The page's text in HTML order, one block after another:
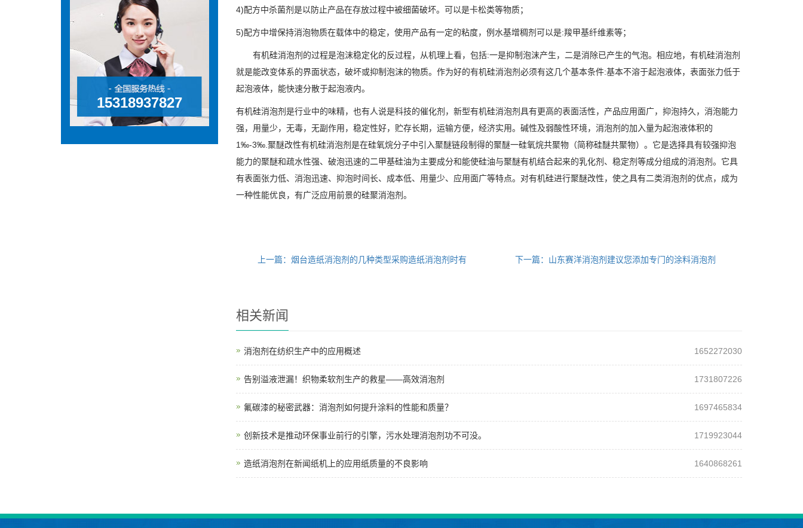
4)配方中杀菌剂是以防止产品在存放过程中被细菌破坏。可以是卡松类等物质；
5)配方中增保持消泡物质在载体中的稳定，使用产品有一定的粘度，例水基增稠剂可以是:羧甲基纤维素等；
有机硅消泡剂的过程是泡沫稳定化的反过程，从机理上看，包括:一是抑制泡沫产生，二是消除已产生的气泡。相应地，有机硅消泡剂
就是能改变体系的界面状态，破坏或抑制泡沫的物质。作为好的有机硅消泡剂必须有这几个基本条件:基本不溶于起泡液体，表面张力低于
起泡液体，能快速分散于起泡液内。
有机硅消泡剂是行业中的味精，也有人说是科技的催化剂，新型有机硅消泡剂具有更高的表面活性，产品应用面广，抑泡持久，消泡能力
强，用量少，无毒，无副作用，稳定性好，贮存长期，运输方便，经济实用。碱性及弱酸性环境，消泡剂的加入量为起泡液体积的
1‰-3‰.聚醚改性有机硅消泡剂是在硅氧烷分子中引入聚醚链段制得的聚醚一硅氧烷共聚物（简称硅醚共聚物）。它是选择具有较强抑泡
能力的聚醚和疏水性强、破泡迅速的二甲基硅油为主要成分和能使硅油与聚醚有机结合起来的乳化剂、稳定剂等成分组成的消泡剂。它具
有表面张力低、消泡迅速、抑泡时间长、成本低、用量少、应用面广等特点。对有机硅进行聚醚改性，使之具有二类消泡剂的优点，成为
一种性能优良，有广泛应用前景的硅聚消泡剂。
上一篇：烟台造纸消泡剂的几种类型采购造纸消泡剂时有 下一篇：山东赛洋消泡剂建议您添加专门的涂料消泡剂
相关新闻
消泡剂在纺织生产中的应用概述 1652272030
告别溢液泄漏！织物柔软剂生产的救星——高效消泡剂 1731807226
氟碳漆的秘密武器：消泡剂如何提升涂料的性能和质量？ 1697465834
创新技术是推动环保事业前行的引擎，污水处理消泡剂功不可没。 1719923044
造纸消泡剂在新闻纸机上的应用纸质量的不良影响 1640868261
15318937827